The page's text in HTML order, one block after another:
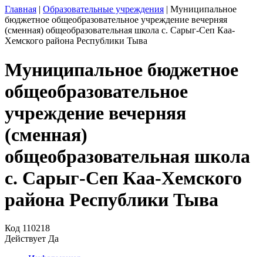
Главная | Образовательные учреждения | Муниципальное
бюджетное общеобразовательное учреждение вечерняя
(сменная) общеобразовательная школа с. Сарыг-Сеп Каа-
Хемского района Республики Тыва
Муниципальное бюджетное
общеобразовательное
учреждение вечерняя
(сменная)
общеобразовательная школа
с. Сарыг-Сеп Каа-Хемского
района Республики Тыва
Код 110218
Действует Да